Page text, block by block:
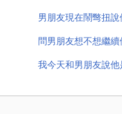
男朋友現在鬧彆扭
問男朋友想不想繼
我今天和男朋友說